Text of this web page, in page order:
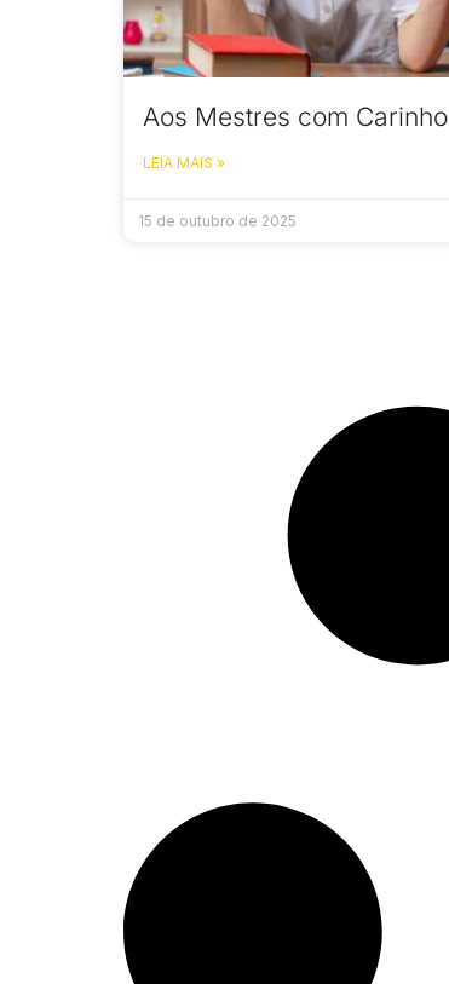
Aos Mestres com Carinho
LEIA MAIS »
15 de outubro de 2025